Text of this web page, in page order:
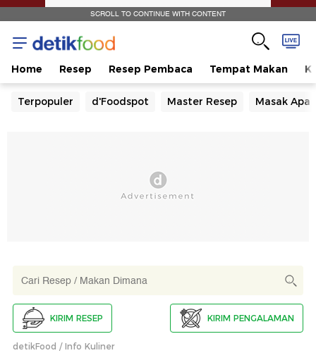
SCROLL TO CONTINUE WITH CONTENT
Home Resep Resep Pembaca Tempat Makan
Terpopuler d'Foodspot Master Resep Masak Apa
KIRIM RESEP KIRIM PENGALAMAN
detikFood Info Kuliner